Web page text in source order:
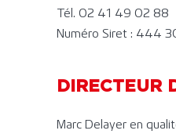
Tél. 02 41 49 02 88
Numéro Siret : 444
DIRECTEUR
Marc Delayer en